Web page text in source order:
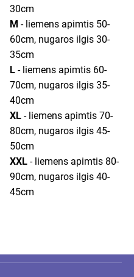
30cm
M - liemens apimtis 50-
60cm, nugaros ilgis 30-
35cm
L- liemens apimtis 60-
70cm, nugaros ilgis 35-
40cm
XL - liemens apimtis 70-
80cm, nugaros ilgis 45-
50cm
XXL - liemens apimtis 80-
90cm, nugaros ilgis 40-
45cm